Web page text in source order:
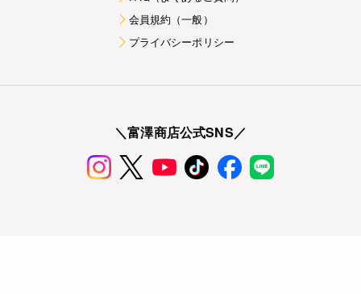
会員規約（一般）
プライバシーポリシー
＼富澤商店公式SNS／